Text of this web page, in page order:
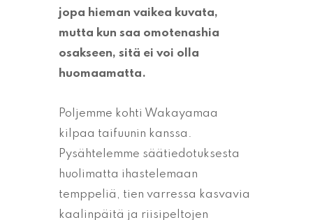
jopa hieman vaikea kuvata,
mutta kun saa omotenashia
osakseen, sitä ei voi olla
huomaamatta.
Poljemme kohti Wakayamaa
kilpaa taifuunin kanssa.
Pysähtelemme säätiedotuksesta
huolimatta ihastelemaan
temppeliä, tien varressa kasvavia
kaalinpäitä ja riisipeltojen